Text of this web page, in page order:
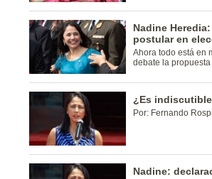
Nadine
postular en
Ahora todo está en
debate la
¿Es
Por: Fernando
Nadine: